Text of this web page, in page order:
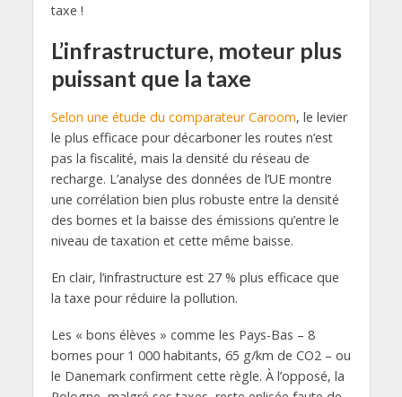
taxe !
L’infrastructure, moteur plus
puissant que la taxe
Selon une étude du comparateur Caroom, le levier
le plus efficace pour décarboner les routes n’est
pas la fiscalité, mais la densité du réseau de
recharge. L’analyse des données de l’UE montre
une corrélation bien plus robuste entre la densité
des bornes et la baisse des émissions qu’entre le
niveau de taxation et cette même baisse.
En clair, l’infrastructure est 27 % plus efficace que
la taxe pour réduire la pollution.
Les « bons élèves » comme les Pays-Bas – 8
bornes pour 1 000 habitants, 65 g/km de CO2 – ou
le Danemark confirment cette règle. À l’opposé, la